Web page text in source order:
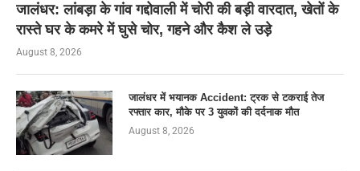
जालंधर: लांबड़ा के गांव गद्दोवाली में चोरी की बड़ी वारदात, खेतों के
रास्ते घर के कमरे में घुसे चोर, गहने और कैश ले उड़े
August 8, 2026
जालंधर में भयानक Accident: ट्रक से टकराई तेज
रफ्तार कार, मौके पर 3 युवकों की दर्दनाक मौत
August 8, 2026